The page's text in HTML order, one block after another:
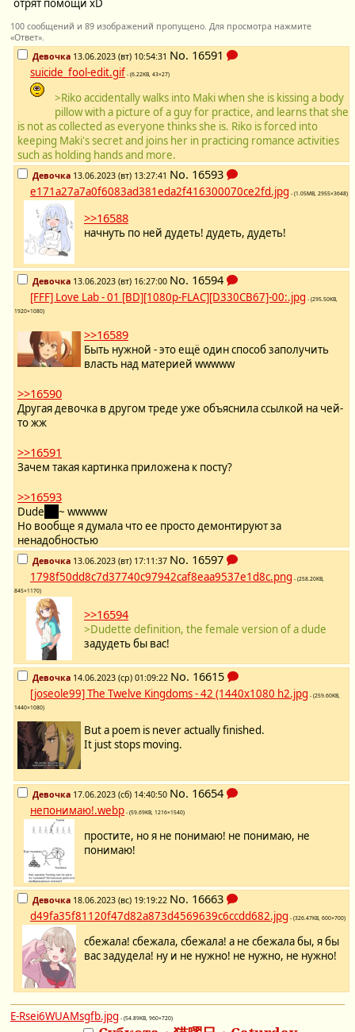
отрят помощи xD
100 сообщений и 89 изображений пропущено. Для просмотра нажмите
«Ответ».
Девочка 13.06.2023 (вт) 10:54:31 No. 16591
suicide_fool-edit.gif - (6.22KB, 43×27)
>Riko accidentally walks into Maki when she is kissing a body
pillow with a picture of a guy for practice, and learns that she
is not as collected as everyone thinks she is. Riko is forced into
keeping Maki's secret and joins her in practicing romance activities
such as holding hands and more.
Девочка 13.06.2023 (вт) 13:27:41 No. 16593
e171a27a7a0f6083ad381eda2f416300070ce2fd.jpg - (1.05MB, 2955×3648)
>>16588
начнуть по ней дудеть! дудеть, дудеть!
Девочка 13.06.2023 (вт) 16:27:00 No. 16594
[FFF] Love Lab - 01 [BD][1080p-FLAC][D330CB67]-00:.jpg - (295.50KB,
1920×1080)
>>16589
Быть нужной - это ещё один способ заполучить
власть над материей wwwww
>>16590
Другая девочка в другом треде уже объяснила ссылкой на чей-
то жж
>>16591
Зачем такая картинка приложена к посту?
>>16593
Dude
~ wwwww
Но вообще я думала что ее просто демонтируют за
ненадобностью
Девочка 13.06.2023 (вт) 17:11:37 No. 16597
1798f50dd8c7d37740c97942caf8eaa9537e1d8c.png - (258.20KB,
845×1170)
>>16594
>Dudette definition, the female version of a dude
задудеть бы вас!
Девочка 14.06.2023 (ср) 01:09:22 No. 16615
[joseole99] The Twelve Kingdoms - 42 (1440x1080 h2.jpg - (259.60KB,
1440×1080)
But a poem is never actually finished.
It just stops moving.
Девочка 17.06.2023 (сб) 14:40:50 No. 16654
непонимаю!.webp - (59.69KB, 1216×1540)
простите, но я не понимаю! не понимаю, не
понимаю!
Девочка 18.06.2023 (вс) 19:19:22 No. 16663
d49fa35f81120f47d82a873d4569639c6ccdd682.jpg - (326.47KB, 600×700)
сбежала! сбежала, сбежала! а не сбежала бы, я бы
вас задудела! ну и не нужно! не нужно, не нужно!
E-Rsei6WUAMsgfb.jpg - (54.89KB, 960×720)